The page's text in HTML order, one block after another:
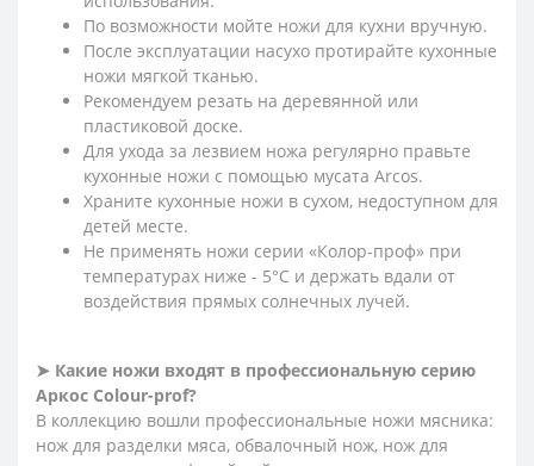
По возможности мойте ножи для кухни вручную.
После эксплуатации насухо протирайте кухонные
ножи мягкой тканью.
Рекомендуем резать на деревянной или
пластиковой доске.
Для ухода за лезвием ножа регулярно правьте
кухонные ножи с помощью мусата Arcos.
Храните кухонные ножи в сухом, недоступном для
детей месте.
Не применять ножи серии «Колор-проф» при
температурах ниже - 5°С и держать вдали от
воздействия прямых солнечных лучей.
➤ Какие ножи входят в профессиональную серию
Аркос Сolour-prof?
В коллекцию вошли профессиональные ножи мясника:
нож для разделки мяса, обвалочный нож, нож для